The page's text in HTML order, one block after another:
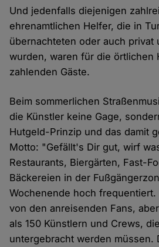
Und jedenfalls diejenigen
ehrenamtlichen Helfer, die in
übernachteten oder auch privat
wurden, waren für die örtlichen
zahlenden Gäste.
Beim sommerlichen
die Künstler keine Gage,
Hutgeld-Prinzip und das damit
Motto: "Gefällt's Dir gut, wirf
Restaurants, Biergärten, Fast-
Bäckereien in der
Wochenende hoch
von den anreisenden Fans,
als 150 Künstlern und Crews,
untergebracht werden müssen.